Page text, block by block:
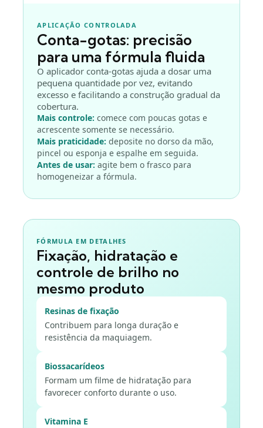
APLICAÇÃO CONTROLADA
Conta-gotas: precisão
para uma fórmula fluida
O aplicador conta-gotas ajuda a dosar uma
pequena quantidade por vez, evitando
excesso e facilitando a construção gradual da
cobertura.
Mais controle: comece com poucas gotas e
acrescente somente se necessário.
Mais praticidade: deposite no dorso da mão,
pincel ou esponja e espalhe em seguida.
Antes de usar: agite bem o frasco para
homogeneizar a fórmula.
FÓRMULA EM DETALHES
Fixação, hidratação e
controle de brilho no
mesmo produto
Resinas de fixação
Contribuem para longa duração e
resistência da maquiagem.
Biossacarídeos
Formam um filme de hidratação para
favorecer conforto durante o uso.
Vitamina E